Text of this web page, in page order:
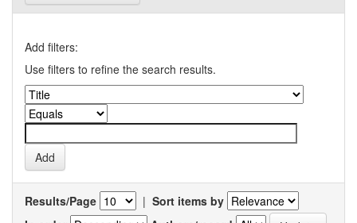
Add filters:
Use filters to refine the search results.
Results/Page | Sort items by